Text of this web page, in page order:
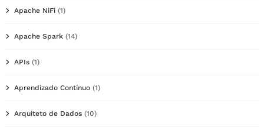
Apache NiFi (1)
Apache Spark (14)
APIs (1)
Aprendizado Contínuo (1)
Arquiteto de Dados (10)